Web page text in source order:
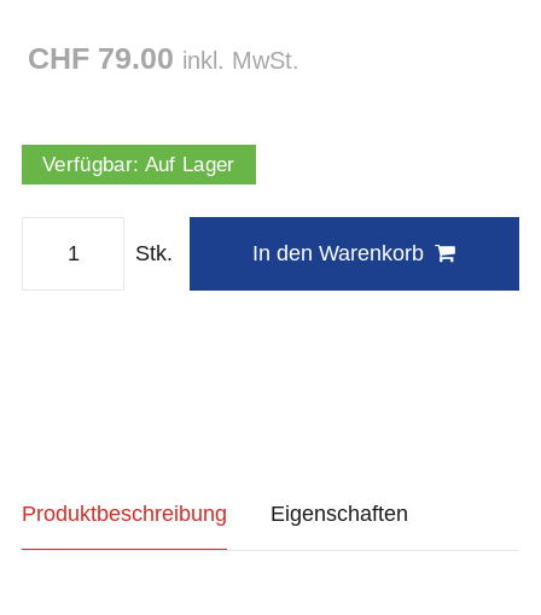
CHF 79.00 inkl. MwSt.
Verfügbar: Auf Lager
Stk. In den Warenkorb
Produktbeschreibung Eigenschaften